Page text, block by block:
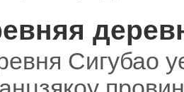
Сигубао